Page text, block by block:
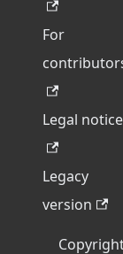
For
Legal notice
Legacy
version